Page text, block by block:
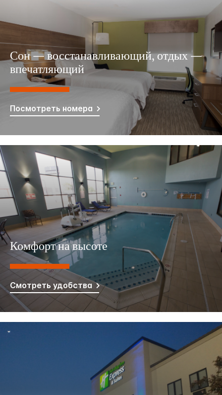
Сон — восстанавливающий, отдых —
впечатляющий
Посмотреть номера
Комфорт на высоте
Смотреть удобства